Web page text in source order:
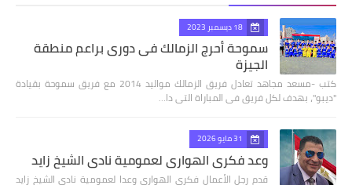
18 ديسمبر 2023
سموحة أحرج الزمالك فى دورى براعم منطقة
الجيزة
كتب -مسعد مجاهد تعادل فريق الزمالك مواليد 2014 مع فريق سموحة بقيادة
"ديبو"، بهدف لكل فريق فى المباراة التى دا…
31 مايو 2026
وعد فكري الهواري لعمومية نادي الشيخ زايد
قدم رجل الأعمال فكري الهواري وعدا لعمومية نادي الشيخ زايد